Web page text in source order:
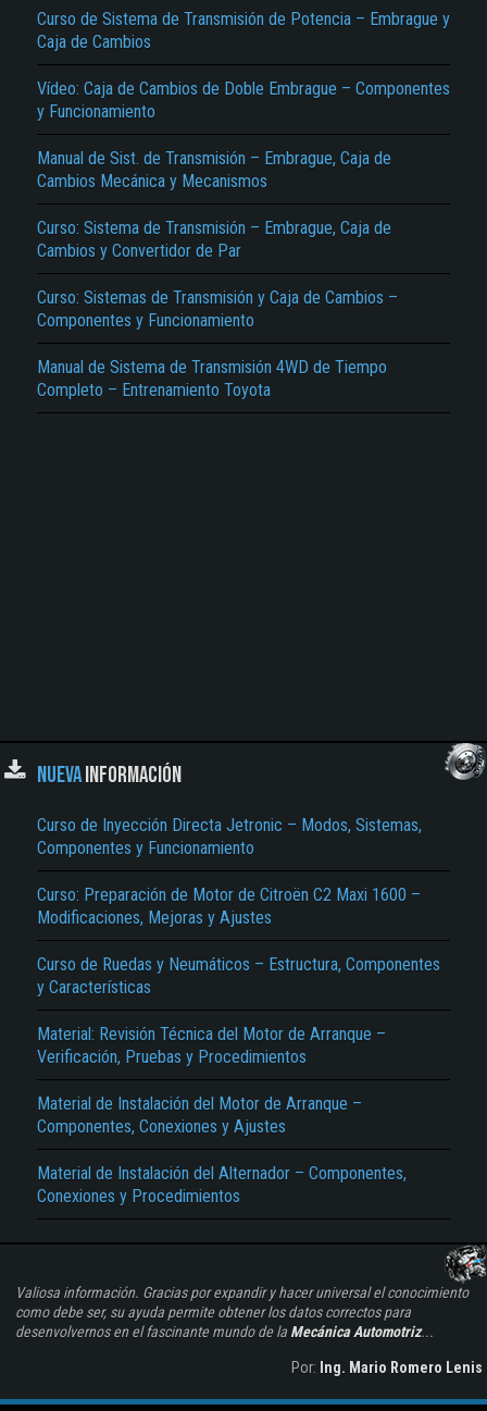
Curso de Sistema de Transmisión de Potencia – Embrague y
Caja de Cambios
Vídeo: Caja de Cambios de Doble Embrague – Componentes
y Funcionamiento
Manual de Sist. de Transmisión – Embrague, Caja de
Cambios Mecánica y Mecanismos
Curso: Sistema de Transmisión – Embrague, Caja de
Cambios y Convertidor de Par
Curso: Sistemas de Transmisión y Caja de Cambios –
Componentes y Funcionamiento
Manual de Sistema de Transmisión 4WD de Tiempo
Completo – Entrenamiento Toyota
NUEVAINFORMACIÓN
Curso de Inyección Directa Jetronic – Modos, Sistemas,
Componentes y Funcionamiento
Curso: Preparación de Motor de Citroën C2 Maxi 1600 –
Modificaciones, Mejoras y Ajustes
Curso de Ruedas y Neumáticos – Estructura, Componentes
y Características
Material: Revisión Técnica del Motor de Arranque –
Verificación, Pruebas y Procedimientos
Material de Instalación del Motor de Arranque –
Componentes, Conexiones y Ajustes
Material de Instalación del Alternador – Componentes,
Conexiones y Procedimientos
Valiosa información. Gracias por expandir y hacer universal el conocimiento
como debe ser, su ayuda permite obtener los datos correctos para
desenvolvernos en el fascinante mundo de la Mecánica Automotriz...
Por: Ing. Mario Romero Lenis
El Título es incorrecto según el contenido.
Texto o Imagen de portada son erróneos.
Reportar otro tipo de error...